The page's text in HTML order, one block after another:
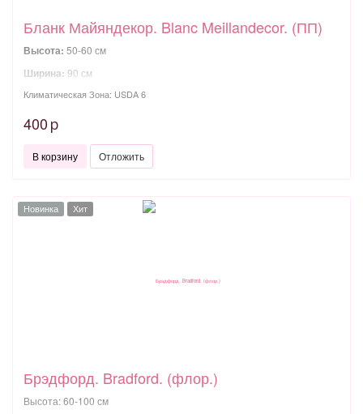
Бланк Майяндекор. Blanc Meillandecor. (ПП)
Высота: 50-60 см
Ширина: 90 см
Климатическая Зона: USDA 6
400 p
В корзину Отложить
Новинка Хит
Брэдфорд. Bradford. (флор.)
Высота: 60-100 см